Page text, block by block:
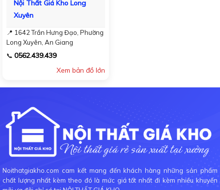
Nội Thất Giá Kho Long
Xuyên
📍 1642 Trần Hưng Đạo, Phường
Long Xuyên, An Giang
📞 0562.439.439
Xem bản đồ lớn
Noithatgiakho.com cam kết mang đến khách hàng những sản phẩm
chất lượng nhất kèm theo đó là mức giá tốt nhất đi kèm nhiều khuyến